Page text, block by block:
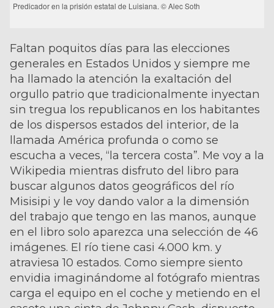
Predicador en la prisión estatal de Luisiana. © Alec Soth
Faltan poquitos días para las elecciones
generales en Estados Unidos y siempre me
ha llamado la atención la exaltación del
orgullo patrio que tradicionalmente inyectan
sin tregua los republicanos en los habitantes
de los dispersos estados del interior, de la
llamada América profunda o como se
escucha a veces, “la tercera costa”. Me voy a la
Wikipedia mientras disfruto del libro para
buscar algunos datos geográficos del río
Misisipi y le voy dando valor a la dimensión
del trabajo que tengo en las manos, aunque
en el libro solo aparezca una selección de 46
imágenes. El río tiene casi 4.000 km. y
atraviesa 10 estados. Como siempre siento
envidia imaginándome al fotógrafo mientras
carga el equipo en el coche y metiendo en el